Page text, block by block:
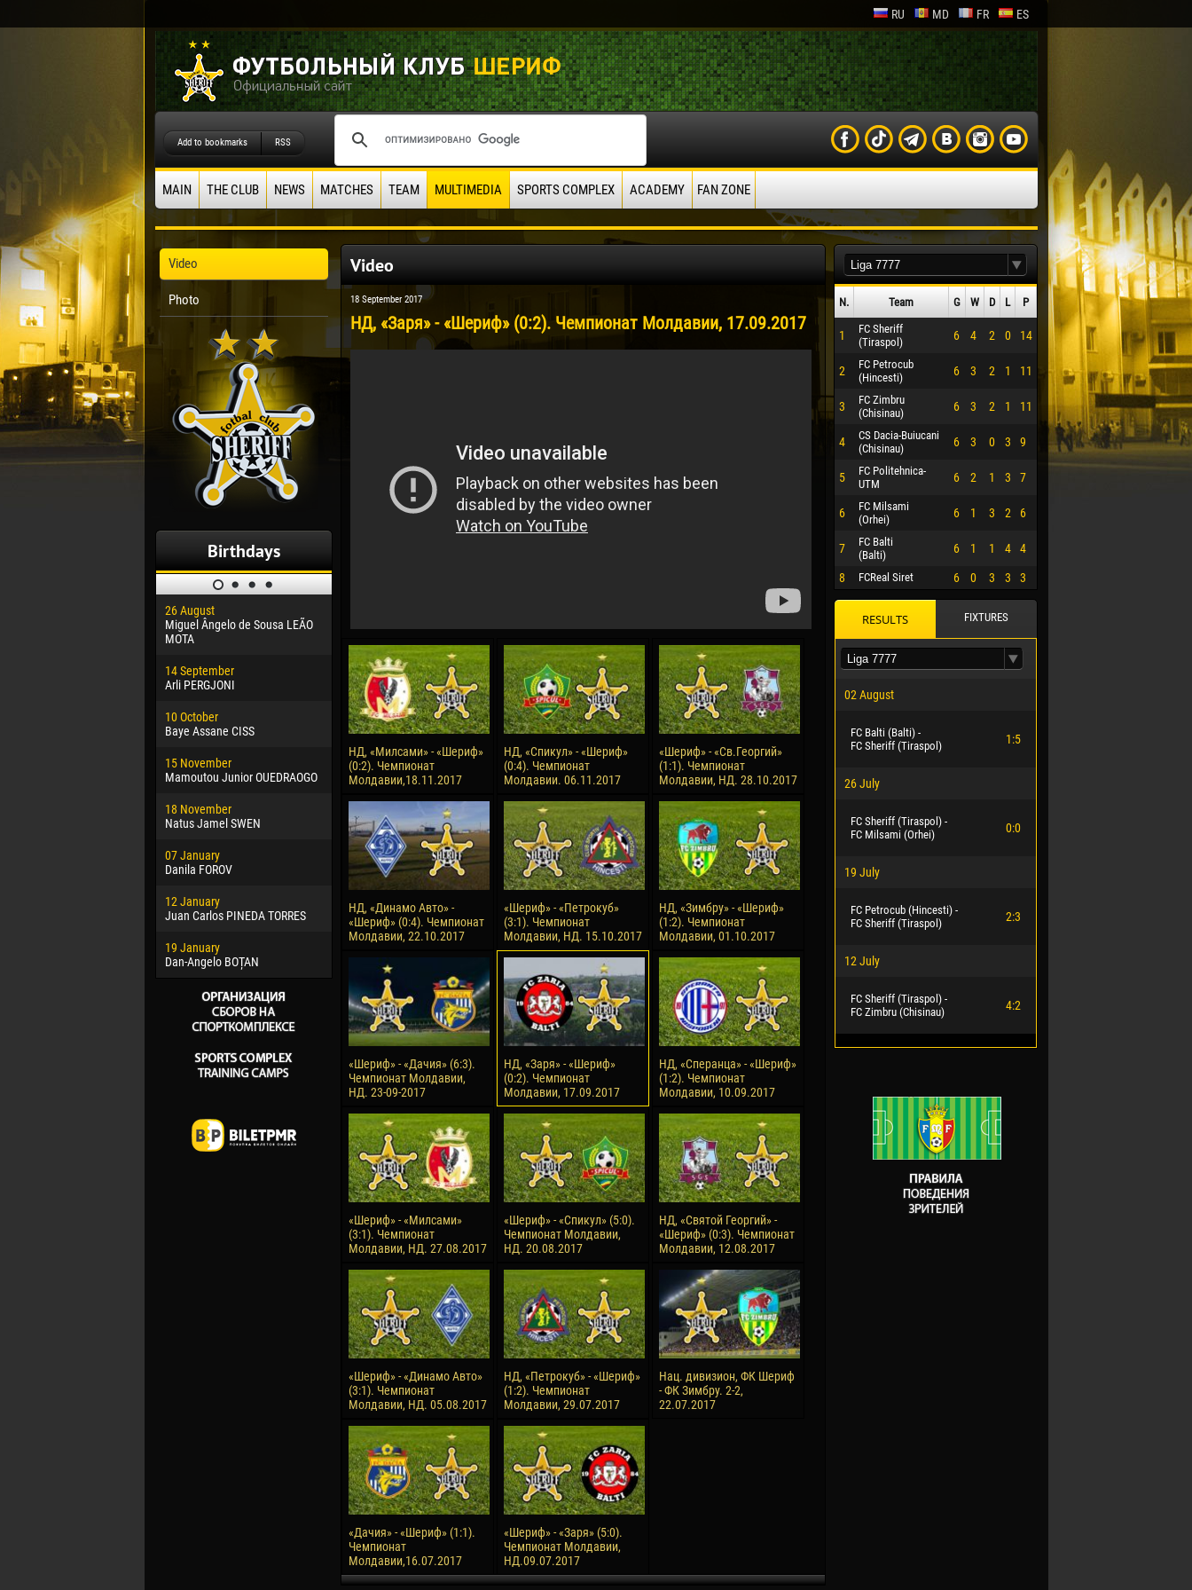
RU MD FR ES
Add to bookmarks RSS
MAIN THE CLUB NEWS MATCHES TEAM MULTIMEDIA SPORTS COMPLEX ACADEMY FAN ZONE
Video
Photo
Birthdays
26 August
Miguel Ângelo de Sousa LEÃO
MOTA
14 September
Arli PERGJONI
10 October
Baye Assane CISS
15 November
Mamoutou Junior OUEDRAOGO
18 November
Natus Jamel SWEN
07 January
Danila FOROV
12 January
Juan Carlos PINEDA TORRES
19 January
Dan-Angelo BOȚAN
24 February
Vladislav COSTIN
02 March
Veaceslav COZMA
09 March
Emmanuel AFETSE
Jayder Moreno ASPRILLA
22 March
Samba KONÉ
26 March
Vitor Hugo Morais de OLIVEIRA
28 March
13 May
Renat JOSAN
24 May
Nicolaе CEBOTARI
15 June
Konan Jaures-Ulrich LOUKOU
Victor CIUMAȘU
28 June
Soumaila MAGASSOUBA
10 July
Bourama FOMBA
15 July
Ivan DYULGEROV
21 July
Emil TIMBUR
24 July
Mihail COROTCOV
27 July
Vladimir FRATEA
Video
18 September 2017
НД, «Заря» - «Шериф» (0:2). Чемпионат Молдавии, 17.09.2017
НД, «Милсами» - «Шериф»
(0:2). Чемпионат
Молдавии,18.11.2017
НД, «Спикул» - «Шериф»
(0:4). Чемпионат
Молдавии. 06.11.2017
«Шериф» - «Св.Георгий»
(1:1). Чемпионат
Молдавии, НД. 28.10.2017
НД, «Динамо Авто» -
«Шериф» (0:4). Чемпионат
Молдавии, 22.10.2017
«Шериф» - «Петрокуб»
(3:1). Чемпионат
Молдавии, НД. 15.10.2017
НД, «Зимбру» - «Шериф»
(1:2). Чемпионат
Молдавии, 01.10.2017
«Шериф» - «Дачия» (6:3).
Чемпионат Молдавии,
НД. 23-09-2017
НД, «Заря» - «Шериф»
(0:2). Чемпионат
Молдавии, 17.09.2017
НД, «Сперанца» - «Шериф»
(1:2). Чемпионат
Молдавии, 10.09.2017
«Шериф» - «Милсами»
(3:1). Чемпионат
Молдавии, НД. 27.08.2017
«Шериф» - «Спикул» (5:0).
Чемпионат Молдавии,
НД. 20.08.2017
НД, «Святой Георгий» -
«Шериф» (0:3). Чемпионат
Молдавии, 12.08.2017
«Шериф» - «Динамо Авто»
(3:1). Чемпионат
Молдавии, НД. 05.08.2017
НД, «Петрокуб» - «Шериф»
(1:2). Чемпионат
Молдавии, 29.07.2017
Нац. дивизион, ФК Шериф
- ФК Зимбру. 2-2,
22.07.2017
«Дачия» - «Шериф» (1:1).
Чемпионат
Молдавии,16.07.2017
«Шериф» - «Заря» (5:0).
Чемпионат Молдавии,
НД.09.07.2017
N. Team G W D L P
1
FC Sheriff
(Tiraspol)
6 4 2 0 14
2
FC Petrocub
(Hincesti)
6 3 2 1 11
3
FC Zimbru
(Chisinau)
6 3 2 1 11
4
CS Dacia-Buiucani
(Chisinau)
6 3 0 3 9
5
FC Politehnica-
UTM
6 2 1 3 7
6
FC Milsami
(Orhei)
6 1 3 2 6
7
FC Balti
(Balti)
6 1 1 4 4
8 FCReal Siret 6 0 3 3 3
RESULTS FIXTURES
02 August
FC Balti (Balti) -
FC Sheriff (Tiraspol)
1:5
26 July
FC Sheriff (Tiraspol) -
FC Milsami (Orhei)
0:0
19 July
FC Petrocub (Hincesti) -
FC Sheriff (Tiraspol)
2:3
12 July
FC Sheriff (Tiraspol) -
FC Zimbru (Chisinau)
4:2